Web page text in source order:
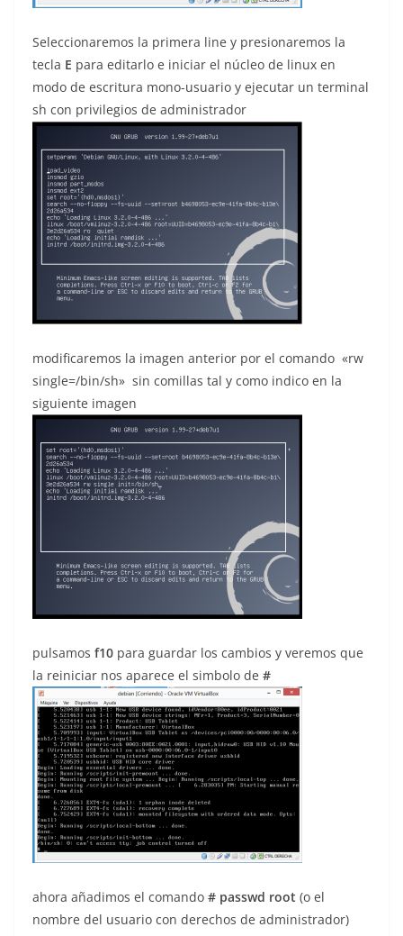
Seleccionaremos la primera line y presionaremos la
tecla E para editarlo e iniciar el núcleo de linux en
modo de escritura mono-usuario y ejecutar un terminal
sh con privilegios de administrador
modificaremos la imagen anterior por el comando «rw
single=/bin/sh» sin comillas tal y como indico en la
siguiente imagen
pulsamos f10 para guardar los cambios y veremos que
la reiniciar nos aparece el simbolo de #
ahora añadimos el comando # passwd root (o el
nombre del usuario con derechos de administrador)